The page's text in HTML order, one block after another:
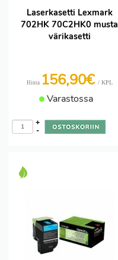
Laserkasetti Lexmark
702HK 70C2HK0 musta
värikasetti
Hinta 156,90€ / KPL
Varastossa
-
+